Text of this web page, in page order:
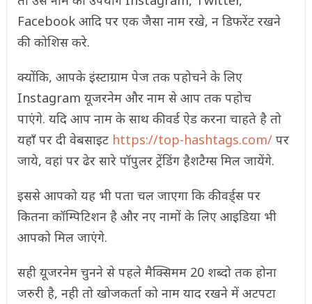
Facebook आदि पर एक जैसा नाम रखे, न डिफरेंट रखने
की कोशिस करे.
क्योंकि, आपके इंस्टाग्राम पेज तक पहोचने के लिए
Instagram यूजरनेम और नाम से आप तक पहोच
पाएंगे. यदि आप नाम के साथ कीवर्ड ऐड करना चाहते है तो
यहाँ पर दी वेबसाइट https://top-hashtags.com/पर
जाये, वहां पर ढेर सारे पॉपुलर ट्रेंडिंग हैशटैग्स मिल जायेंगे.
इससे आपको यह भी पता चल जाएगा कि कीवर्ड्स पर
कितना कॉम्पिटिशन है और नए नामों के लिए आइडिया भी
आपको मिल जाएंगे.
सही यूजरनेम चुनने से पहले मैक्सिमम 20 शब्दो तक होना
जरुरी है, नही तो खोजकर्ता को नाम याद रखने में अटपटा